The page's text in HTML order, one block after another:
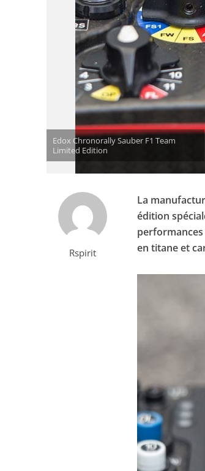
Edox Chronorally Sauber F1 Team
Limited Edition
Rspirit
La
édition
performances
en titane et